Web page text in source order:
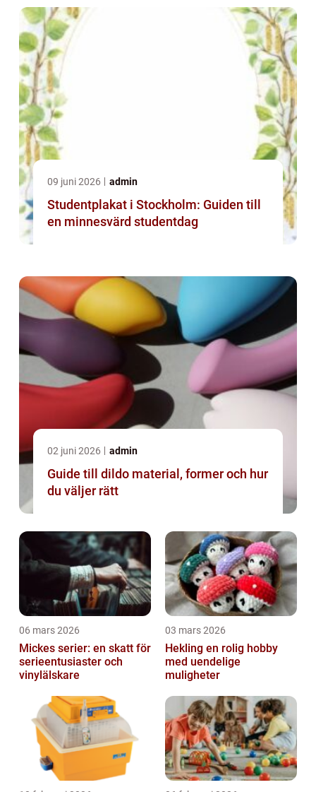
09 juni 2026 admin
Studentplakat i Stockholm: Guiden till
en minnesvärd studentdag
02 juni 2026 admin
Guide till dildo material, former och hur
du väljer rätt
06 mars 2026
Mickes serier: en skatt för
serieentusiaster och
vinylälskare
03 mars 2026
Hekling en rolig hobby
med uendelige
muligheter